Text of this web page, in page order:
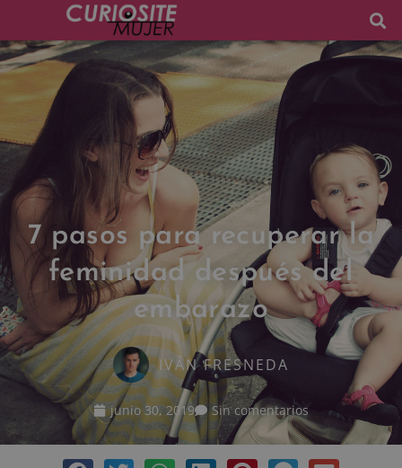
7 pasos para recuperar la
feminidad después del
embarazo
IVÁN FRESNEDA
junio 30, 2019 Sin comentarios